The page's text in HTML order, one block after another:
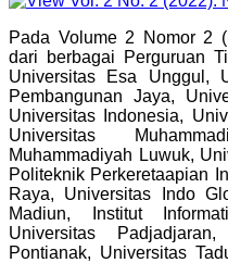
Pada Volume 2 Nomor 2
dari berbagai Perguruan
Universitas Esa Unggul,
Pembangunan Jaya,
Universitas Indonesia,
Universitas
Muhammadiyah Luwuk,
Politeknik Perkeretaapian
Raya, Universitas Indo
Madiun, Institut
Universitas
Pontianak, Universitas